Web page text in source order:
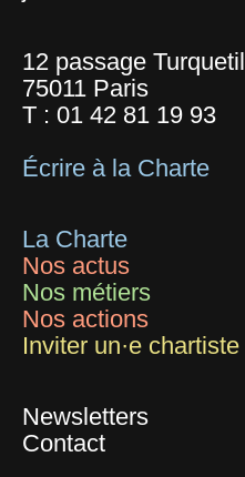
12 passage Turquetil
75011 Paris
T : 01 42 81 19 93
Écrire à la Charte
La Charte
Nos actus
Nos métiers
Nos actions
Inviter un·e chartiste
Newsletters
Contact